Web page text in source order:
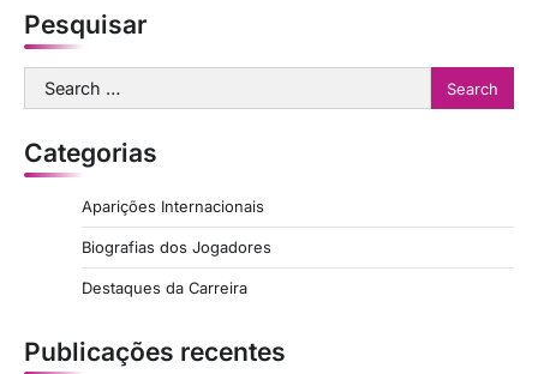
Pesquisar
Search
for:
Categorias
Aparições Internacionais
Biografias dos Jogadores
Destaques da Carreira
Publicações recentes